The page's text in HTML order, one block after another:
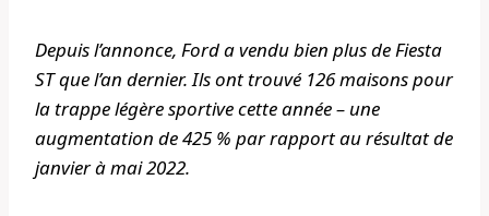
Depuis l’annonce, Ford a vendu bien plus de Fiesta
ST que l’an dernier. Ils ont trouvé 126 maisons pour
la trappe légère sportive cette année – une
augmentation de 425 % par rapport au résultat de
janvier à mai 2022.